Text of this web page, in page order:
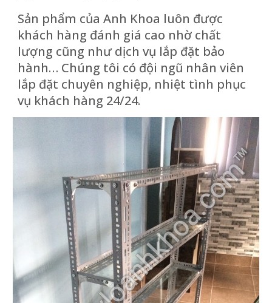
Sản phẩm của Anh Khoa luôn được
khách hàng đánh giá cao nhờ chất
lượng cũng như dịch vụ lắp đặt bảo
hành… Chúng tôi có đội ngũ nhân viên
lắp đặt chuyên nghiệp, nhiệt tình phục
vụ khách hàng 24/24.